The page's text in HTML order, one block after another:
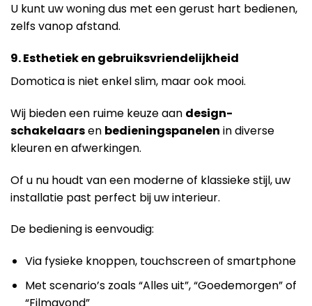
U kunt uw woning dus met een gerust hart bedienen,
zelfs vanop afstand.
9. Esthetiek en gebruiksvriendelijkheid
Domotica is niet enkel slim, maar ook mooi.
Wij bieden een ruime keuze aan design-
schakelaarsen bedieningspanelen in diverse
kleuren en afwerkingen.
Of u nu houdt van een moderne of klassieke stijl, uw
installatie past perfect bij uw interieur.
De bediening is eenvoudig:
Via fysieke knoppen, touchscreen of smartphone
Met scenario’s zoals “Alles uit”, “Goedemorgen” of
“Filmavond”